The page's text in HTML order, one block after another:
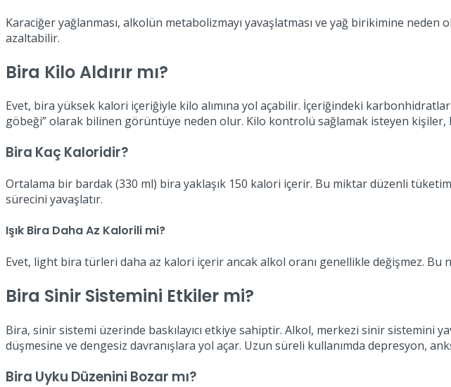
Karaciğer yağlanması, alkolün metabolizmayı yavaşlatması ve yağ birikimine
azaltabilir.
Bira Kilo Aldırır mı?
Evet, bira yüksek kalori içeriğiyle kilo alımına yol açabilir. İçeriğindeki
göbeği” olarak bilinen görüntüye neden olur. Kilo kontrolü sağlamak isteyen kişiler,
Bira Kaç Kaloridir?
Ortalama bir bardak (330 ml) bira yaklaşık 150 kalori içerir. Bu miktar düzenli
sürecini yavaşlatır.
Işık Bira Daha Az Kalorili mi?
Evet, light bira türleri daha az kalori içerir ancak alkol oranı genellikle değişmez. Bu
Bira Sinir Sistemini Etkiler mi?
Bira, sinir sistemi üzerinde baskılayıcı etkiye sahiptir. Alkol, merkezi sinir sistemini
düşmesine ve dengesiz davranışlara yol açar. Uzun süreli kullanımda depresyon,
Bira Uyku Düzenini Bozar mı?